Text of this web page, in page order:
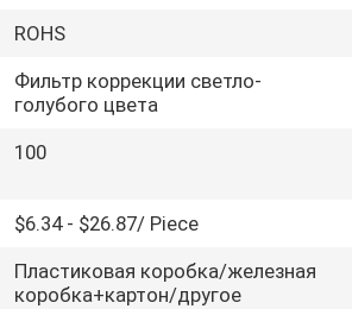
ROHS
Фильтр коррекции светло-
голубого цвета
100
$6.34 - $26.87/ Piece
Пластиковая коробка/железная
коробка+картон/другое